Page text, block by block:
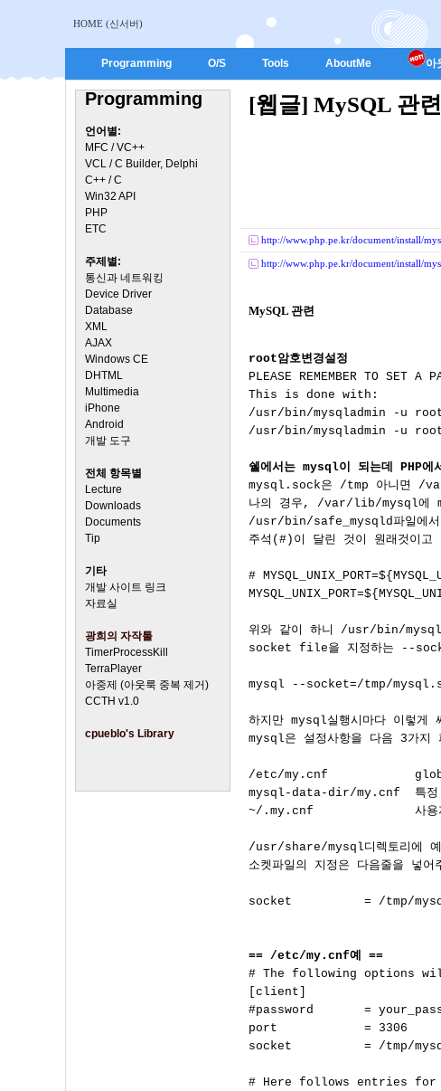
HOME (신서버)
Programming O/S Tools AboutMe 아
Programming
언어별:
MFC / VC++
VCL / C Builder, Delphi
C++ / C
Win32 API
PHP
ETC
주제별:
통신과 네트워킹
Device Driver
Database
XML
AJAX
Windows CE
DHTML
Multimedia
iPhone
Android
개발 도구
전체 항목별
Lecture
Downloads
Documents
Tip
기타
개발 사이트 링크
자료실
광희의 자작툴
TimerProcessKill
TerraPlayer
아중제 (아웃룩 중복 제거)
CCTH v1.0
cpueblo's Library
[웹글] MySQL 관련
http://www.php.pe.kr/document/install/
http://www.php.pe.kr/document/install/
MySQL 관련
root암호변경설정
PLEASE REMEMBER TO SET A
This is done with:
/usr/bin/mysqladmin -u
/usr/bin/mysqladmin -u
쉘에서는 mysql이 되는데 PHP
mysql.sock은 /tmp 아니면 /
나의 경우, /var/lib/mysql에
/usr/bin/safe_mysqld파일에서
주석(#)이 달린 것이 원래것이고
#
위와 같이 하니 /usr/bin/
socket file을 지정하는 --
mysql --socket=/tmp/
하지만 mysql실행시마다 이렇게
mysql은 설정사항을 다음 3가지
/etc/my.cnf            global
mysql-data-dir/my.cnf  특
~/.my.cnf              사용자 각
/usr/share/mysql디렉토리에 예
소켓파일의 지정은 다음줄을 넣어
socket          = /tmp/
== /etc/my.cnf예 ==
# The following options
[client]
#password       =
port            = 3306
socket          = /tmp/
# Here follows entries for